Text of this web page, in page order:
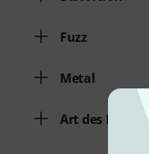
Fuzz
Metal
Art des Effekts